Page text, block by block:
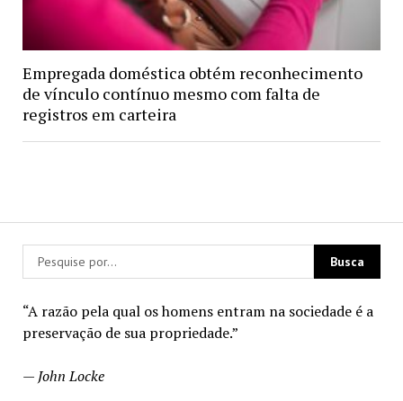
“A razão pela qual os homens entram na sociedade é a
preservação de sua propriedade.”
— John Locke
Empregada doméstica obtém reconhecimento
de vínculo contínuo mesmo com falta de
registros em carteira